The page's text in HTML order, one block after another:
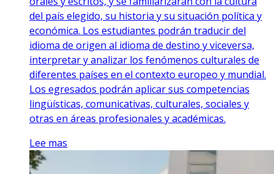
del país elegido, su historia y su situación política y
económica. Los estudiantes podrán traducir del
idioma de origen al idioma de destino y viceversa,
interpretar y analizar los fenómenos culturales de
diferentes países en el contexto europeo y mundial.
Los egresados podrán aplicar sus competencias
lingüísticas, comunicativas, culturales, sociales y
otras en áreas profesionales y académicas.
Lee mas